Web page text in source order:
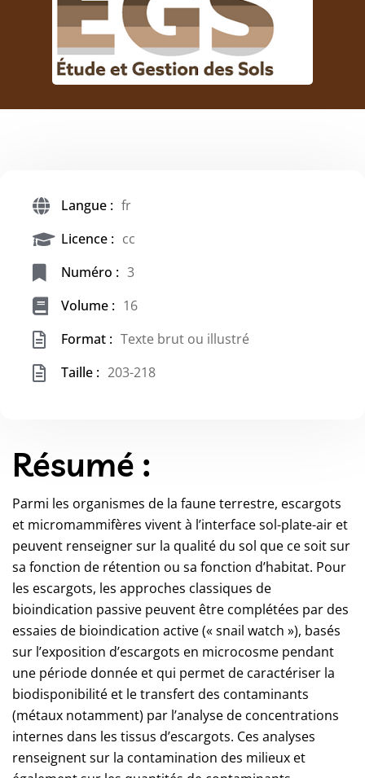
Langue : fr
Licence : cc
Numéro : 3
Volume : 16
Format : Texte brut ou illustré
Taille : 203-218
Résumé :
Parmi les organismes de la faune terrestre, escargots
et micromammifères vivent à l’interface sol-plate-air et
peuvent renseigner sur la qualité du sol que ce soit sur
sa fonction de rétention ou sa fonction d’habitat. Pour
les escargots, les approches classiques de
bioindication passive peuvent être complétées par des
essaies de bioindication active (« snail watch »), basés
sur l’exposition d’escargots en microcosme pendant
une période donnée et qui permet de caractériser la
biodisponibilité et le transfert des contaminants
(métaux notamment) par l’analyse de concentrations
internes dans les tissus d’escargots. Ces analyses
renseignent sur la contamination des milieux et